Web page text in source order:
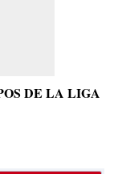
DE LA LIGA